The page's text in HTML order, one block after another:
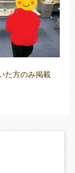
た方のみ掲載